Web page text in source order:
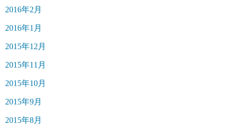
2016年2月
2016年1月
2015年12月
2015年11月
2015年10月
2015年9月
2015年8月